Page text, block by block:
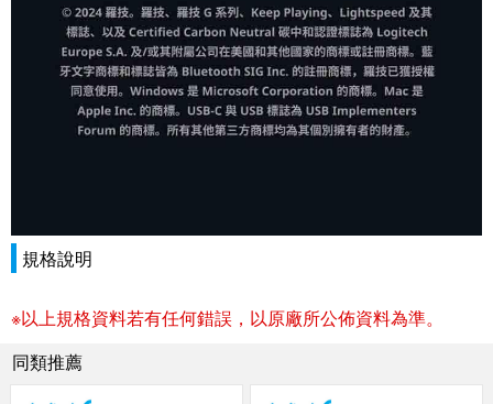
規格說明
※以上規格資料若有任何錯誤，以原廠所公佈資料為準。
同類推薦